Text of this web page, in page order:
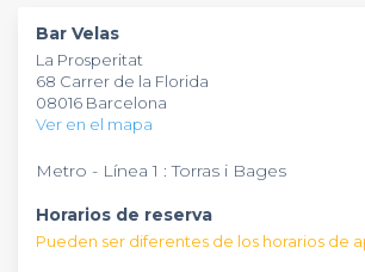
sea memorable, adaptándose a las
de cada grupo. La ubicación estratégica
Florida y su ambiente festivo lo convierten
perfecto para tus eventos especiales en
Bar Velas
La Prosperitat
68 Carrer de la Florida
08016 Barcelona
Ver en el mapa
Metro - Línea 1 : Torras i Bages
Horarios de reserva
Pueden ser diferentes de los horarios de